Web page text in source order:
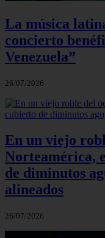
La música
concierto
Venezuela”
26/07/2026
En un viejo
Norteamérica,
de diminutos
alineados
26/07/2026